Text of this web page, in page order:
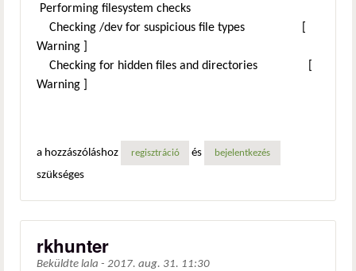
Performing filesystem checks
Checking /dev for suspicious file types [
Warning ]
Checking for hidden files and directories [
Warning ]
a hozzászóláshoz regisztráció és bejelentkezés
szükséges
rkhunter
Beküldte lala - 2017. aug. 31. 11:30